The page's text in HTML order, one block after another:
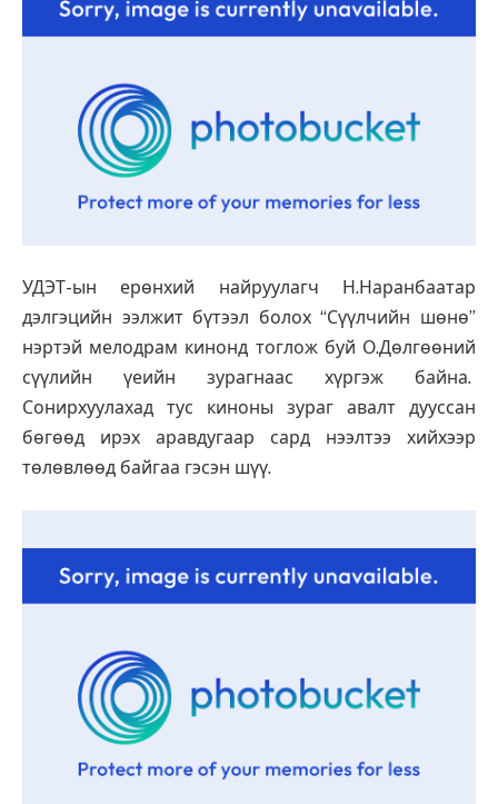
УДЭТ-ын ерөнхий найруулагч Н.Наранбаатар
дэлгэцийн ээлжит бүтээл болох “Сүүлчийн шөнө”
нэртэй мелодрам кинонд тоглож буй О.Дөлгөөний
сүүлийн үеийн зурагнаас хүргэж байна.
Сонирхуулахад тус киноны зураг авалт дууссан
бөгөөд ирэх аравдугаар сард нээлтээ хийхээр
төлөвлөөд байгаа гэсэн шүү.